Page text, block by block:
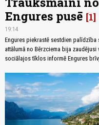
Engures pusē 1
19:14
Engures piekrastē sestdien palīdzība
attālumā no Bērzciema bija
sociālajos tīklos informē Engures